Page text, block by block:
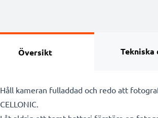
Översikt
Håll kameran fulladdad och redo att
CELLONIC.